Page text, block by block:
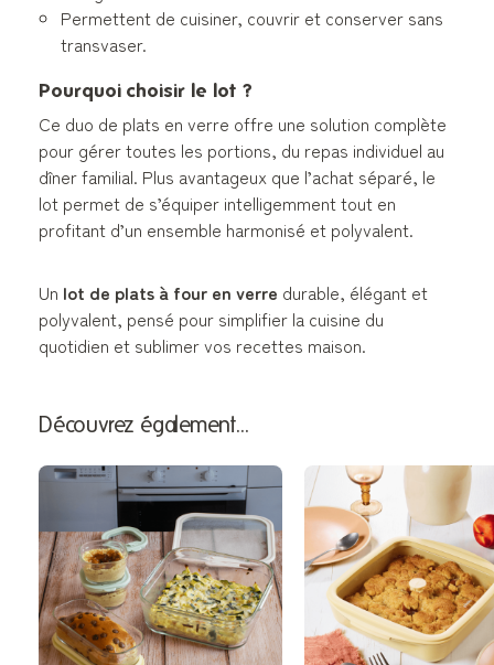
Permettent de cuisiner, couvrir et conserver sans
transvaser.
Pourquoi choisir le lot ?
Ce duo de plats en verre offre une solution complète
pour gérer toutes les portions, du repas individuel au
dîner familial. Plus avantageux que l’achat séparé, le
lot permet de s’équiper intelligemment tout en
profitant d’un ensemble harmonisé et polyvalent.
Un lot de plats à four en verre durable, élégant et
polyvalent, pensé pour simplifier la cuisine du
quotidien et sublimer vos recettes maison.
Découvrez également…